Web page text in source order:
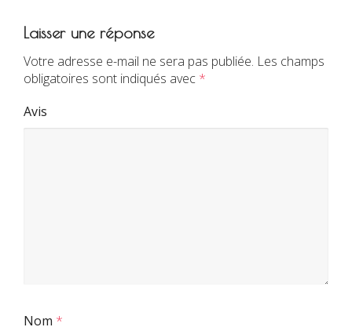
Laisser une réponse
Votre adresse e-mail ne sera pas publiée. Les champs
obligatoires sont indiqués avec *
Avis
Nom *